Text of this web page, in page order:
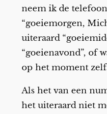
neem ik de
“goeiemorgen,
uiteraard
“goeienavond”, of
op het moment
Als het van een
het uiteraard niet